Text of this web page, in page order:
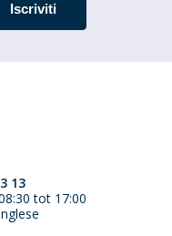
Iscriviti
13
tot 17:00